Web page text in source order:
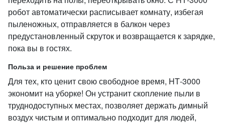
робот автоматически расписывает комнату, избегая
пыленожных, отправляется в балкон через
предустановленный скруток и возвращается к зарядке,
пока вы в гостях.
Польза и решение проблем
Для тех, кто ценит свою свободное время, HT‑3000
экономит на уборке! Он устранит скопление пыли в
труднодоступных местах, позволяет держать димный
воздух чистым и оптимально подходит для людей,